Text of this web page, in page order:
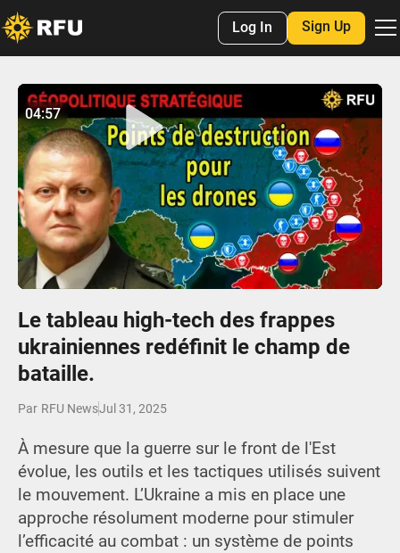
Log In Sign Up
Play
04:56
Mute Settings
Enter
No items found.
04:57
Le tableau high-tech des frappes
ukrainiennes redéfinit le champ de
bataille.
Par RFU NewsJul 31, 2025
À mesure que la guerre sur le front de l'Est
évolue, les outils et les tactiques utilisés suivent
le mouvement. L’Ukraine a mis en place une
approche résolument moderne pour stimuler
l’efficacité au combat : un système de points